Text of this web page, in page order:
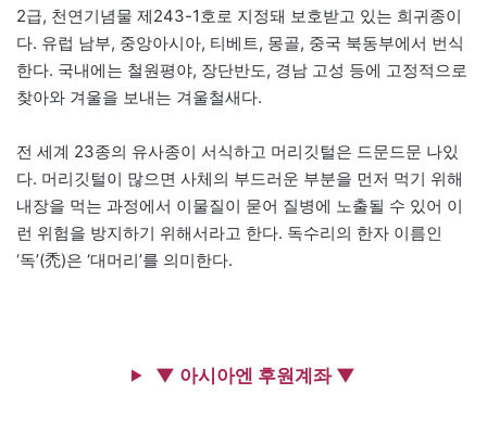
2급, 천연기념물 제243-1호로 지정돼 보호받고 있는 희귀종이
다. 유럽 남부, 중앙아시아, 티베트, 몽골, 중국 북동부에서 번식
한다. 국내에는 철원평야, 장단반도, 경남 고성 등에 고정적으로
찾아와 겨울을 보내는 겨울철새다.
전 세계 23종의 유사종이 서식하고 머리깃털은 드문드문 나있
다. 머리깃털이 많으면 사체의 부드러운 부분을 먼저 먹기 위해
내장을 먹는 과정에서 이물질이 묻어 질병에 노출될 수 있어 이
런 위험을 방지하기 위해서라고 한다. 독수리의 한자 이름인
‘독’(禿)은 ‘대머리’를 의미한다.
▼ 아시아엔 후원계좌 ▼